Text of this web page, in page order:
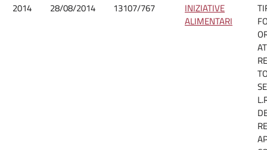
2014 28/08/2014 13107/767
INIZIATIVE
ALIMENTARI